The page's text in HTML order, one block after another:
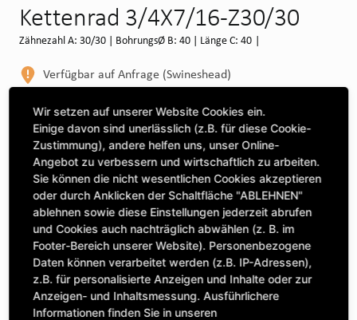
Kettenrad 3/4X7/16-Z30/30
Zähnezahl A: 30/30 | BohrungsØ B: 40 | Länge C: 40 |
Verfügbar auf Anfrage (Swineshead)
Maschine auswählen, um Kompatibilität zu sehen
MASCHINE AUSWÄHLEN
CLICK & COLLECT
Bestellungen bei Deinem bevorzugten Standort abholen
144,33 £
exkl. MwSt.
Anzahl
Wir setzen auf unserer Website Cookies ein.
Einige davon sind unerlässlich (z.B. für diese Cookie-
Zustimmung), andere helfen uns, unser Online-
Angebot zu verbessern und wirtschaftlich zu arbeiten.
Sie können die nicht wesentlichen Cookies akzeptieren
oder durch Anklicken der Schaltfläche "ABLEHNEN"
ablehnen sowie diese Einstellungen jederzeit abrufen
und Cookies auch nachträglich abwählen (z. B. im
Footer-Bereich unserer Website). Personenbezogene
Daten können verarbeitet werden (z.B. IP-Adressen),
z.B. für personalisierte Anzeigen und Inhalte oder zur
Anzeigen- und Inhaltsmessung. Ausführlichere
Informationen finden Sie in unseren